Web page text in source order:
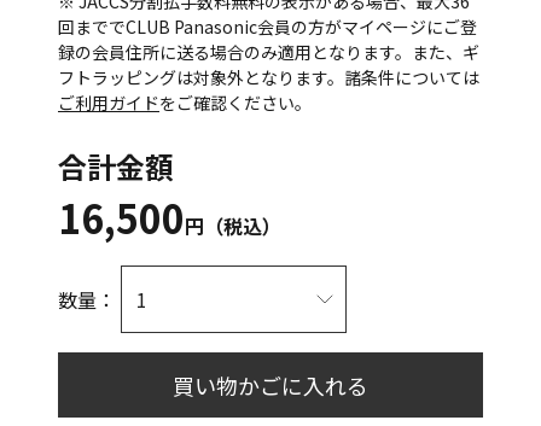
回まででCLUB Panasonic会員の方がマイページにご登
録の会員住所に送る場合のみ適用となります。また、ギ
フトラッピングは対象外となります。諸条件については
ご利用ガイドをご確認ください。
合計金額
16,500円（税込）
数量：
買い物かごに入れる